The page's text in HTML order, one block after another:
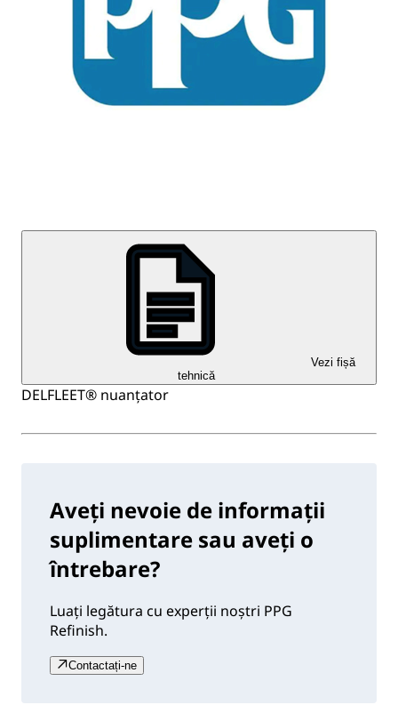
Vezi fișă
tehnică
DELFLEET® nuanțator
Aveți nevoie de informații
suplimentare sau aveți o
întrebare?
Luați legătura cu experții noștri PPG
Refinish.
Contactați-ne